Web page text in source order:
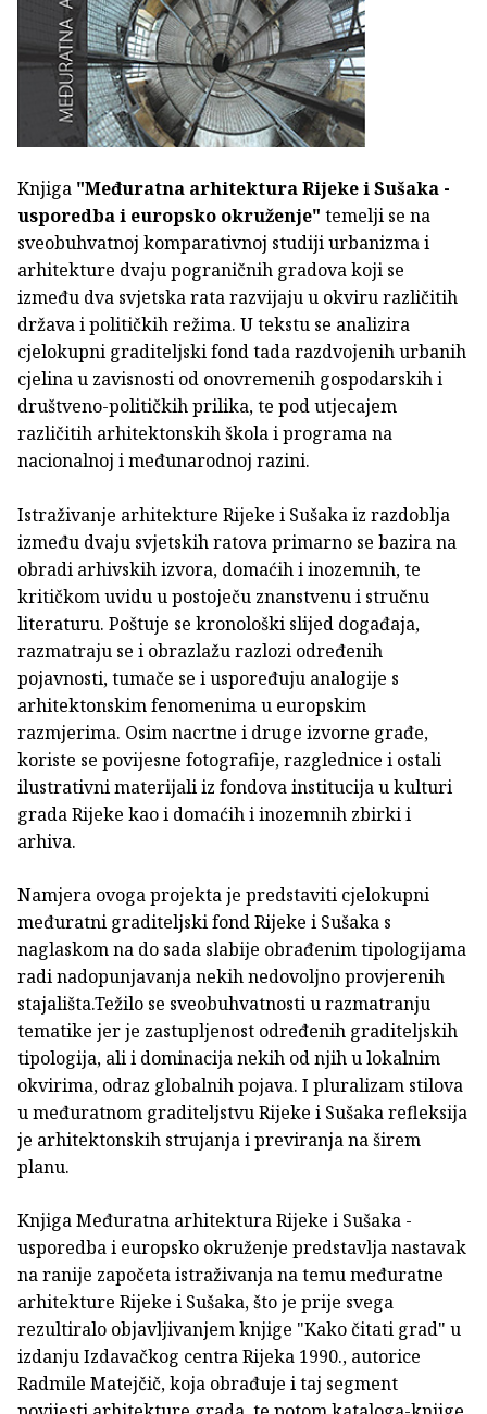
Knjiga "Međuratna arhitektura Rijeke i Sušaka -
usporedba i europsko okruženje" temelji se na
sveobuhvatnoj komparativnoj studiji urbanizma i
arhitekture dvaju pograničnih gradova koji se
između dva svjetska rata razvijaju u okviru različitih
država i političkih režima. U tekstu se analizira
cjelokupni graditeljski fond tada razdvojenih urbanih
cjelina u zavisnosti od onovremenih gospodarskih i
društveno-političkih prilika, te pod utjecajem
različitih arhitektonskih škola i programa na
nacionalnoj i međunarodnoj razini.
Istraživanje arhitekture Rijeke i Sušaka iz razdoblja
između dvaju svjetskih ratova primarno se bazira na
obradi arhivskih izvora, domaćih i inozemnih, te
kritičkom uvidu u postoječu znanstvenu i stručnu
literaturu. Poštuje se kronološki slijed događaja,
razmatraju se i obrazlažu razlozi određenih
pojavnosti, tumače se i uspoređuju analogije s
arhitektonskim fenomenima u europskim
razmjerima. Osim nacrtne i druge izvorne građe,
koriste se povijesne fotografije, razglednice i ostali
ilustrativni materijali iz fondova institucija u kulturi
grada Rijeke kao i domaćih i inozemnih zbirki i
arhiva.
Namjera ovoga projekta je predstaviti cjelokupni
međuratni graditeljski fond Rijeke i Sušaka s
naglaskom na do sada slabije obrađenim tipologijama
radi nadopunjavanja nekih nedovoljno provjerenih
stajališta.Težilo se sveobuhvatnosti u razmatranju
tematike jer je zastupljenost određenih graditeljskih
tipologija, ali i dominacija nekih od njih u lokalnim
okvirima, odraz globalnih pojava. I pluralizam stilova
u međuratnom graditeljstvu Rijeke i Sušaka refleksija
je arhitektonskih strujanja i previranja na širem
planu.
Knjiga Međuratna arhitektura Rijeke i Sušaka -
usporedba i europsko okruženje predstavlja nastavak
na ranije započeta istraživanja na temu međuratne
arhitekture Rijeke i Sušaka, što je prije svega
rezultiralo objavljivanjem knjige "Kako čitati grad" u
izdanju Izdavačkog centra Rijeka 1990., autorice
Radmile Matejčič, koja obrađuje i taj segment